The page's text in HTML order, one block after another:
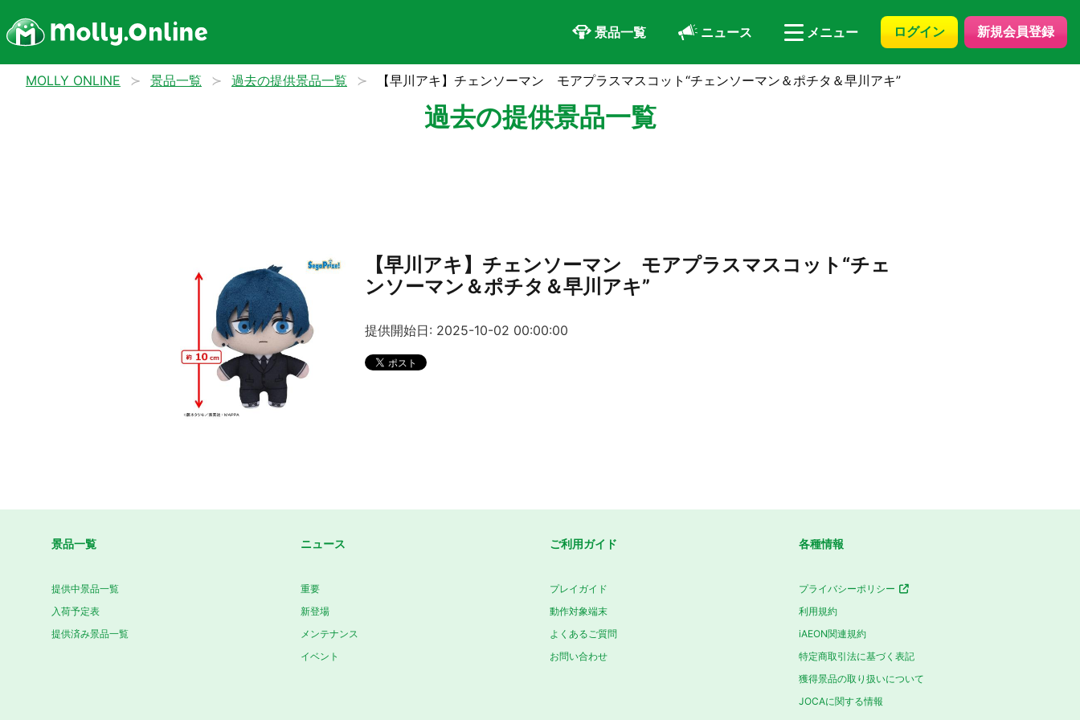
景品一覧 ニュース メニュー ログイン 新規会員登録
MOLLY ONLINE 景品一覧 過去の提供景品一覧 【早川アキ】チェンソーマン モアプラスマスコット“チェンソーマン＆ポチタ＆早川アキ”
過去の提供景品一覧
【早川アキ】チェンソーマン モアプラスマスコット“チェ
ンソーマン＆ポチタ＆早川アキ”
提供開始日: 2025-10-02 00:00:00
景品一覧
提供中景品一覧
入荷予定表
提供済み景品一覧
ニュース
重要
新登場
メンテナンス
イベント
ご利用ガイド
プレイガイド
動作対象端末
よくあるご質問
お問い合わせ
各種情報
プライバシーポリシー
利用規約
iAEON関連規約
特定商取引法に基づく表記
獲得景品の取り扱いについて
JOCAに関する情報